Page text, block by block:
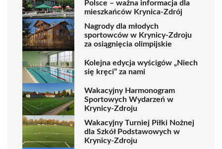
Polsce – ważna informacja dla
mieszkańców Krynica-Zdrój
Nagrody dla młodych
sportowców w Krynicy-Zdroju
za osiągnięcia olimpijskie
Kolejna edycja wyścigów „Niech
się kręci” za nami
Wakacyjny Harmonogram
Sportowych Wydarzeń w
Krynicy-Zdroju
Wakacyjny Turniej Piłki Nożnej
dla Szkół Podstawowych w
Krynicy-Zdroju